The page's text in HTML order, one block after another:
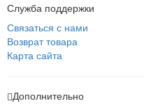
Служба поддержки
Связаться с нами
Возврат товара
Карта сайта
Дополнительно